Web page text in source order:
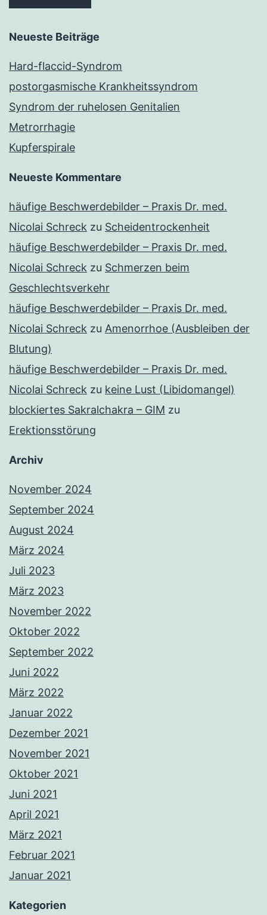
Neueste Beiträge
Hard-flaccid-Syndrom
postorgasmische Krankheitssyndrom
Syndrom der ruhelosen Genitalien
Metrorrhagie
Kupferspirale
Neueste Kommentare
häufige Beschwerdebilder – Praxis Dr. med.
Nicolai Schreck zu Scheidentrockenheit
häufige Beschwerdebilder – Praxis Dr. med.
Nicolai Schreck zu Schmerzen beim
Geschlechtsverkehr
häufige Beschwerdebilder – Praxis Dr. med.
Nicolai Schreck zu Amenorrhoe (Ausbleiben der
Blutung)
häufige Beschwerdebilder – Praxis Dr. med.
Nicolai Schreck zu keine Lust (Libidomangel)
blockiertes Sakralchakra – GIM zu
Erektionsstörung
Archiv
November 2024
September 2024
August 2024
März 2024
Juli 2023
März 2023
November 2022
Oktober 2022
September 2022
Juni 2022
März 2022
Januar 2022
Dezember 2021
November 2021
Oktober 2021
Juni 2021
April 2021
März 2021
Februar 2021
Januar 2021
Kategorien